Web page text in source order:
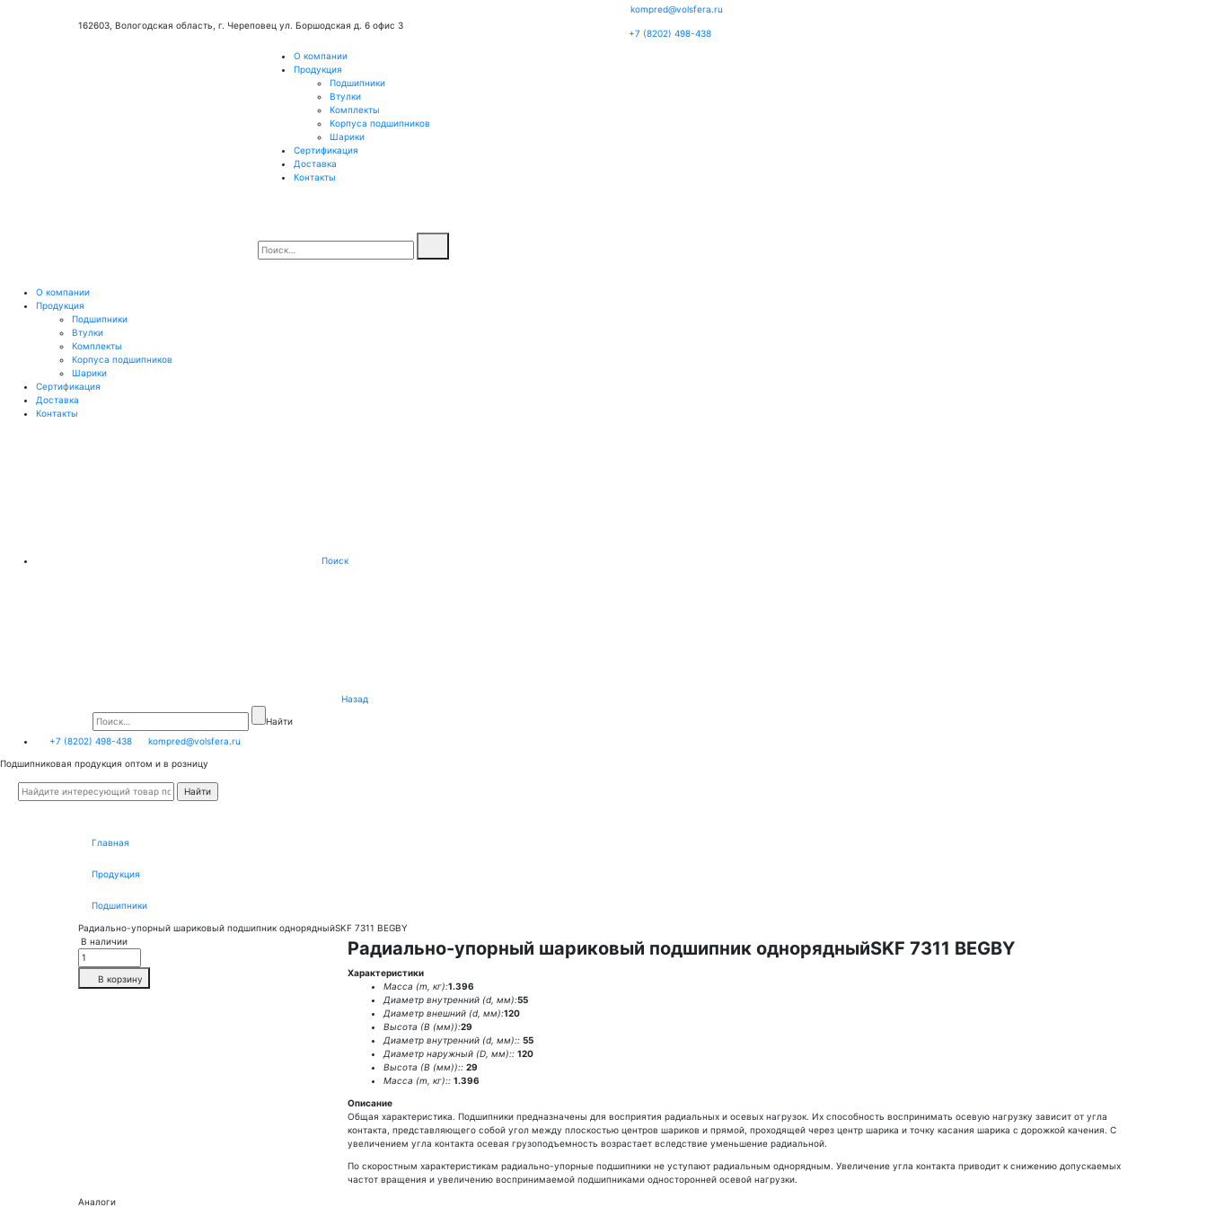
162603, Вологодская область, г. Череповец ул. Боршодская д. 6 офис 3
kompred@volsfera.ru
+7 (8202) 498-438
О компании
Продукция
Подшипники
Втулки
Комплекты
Корпуса подшипников
Шарики
Сертификация
Доставка
Контакты
О компании
Продукция
Подшипники
Втулки
Комплекты
Корпуса подшипников
Шарики
Сертификация
Доставка
Контакты
Поиск
Назад
Найти
+7 (8202) 498-438
kompred@volsfera.ru
Подшипниковая продукция оптом и в розницу
Главная
Продукция
Подшипники
Радиально-упорный шариковый подшипник однорядныйSKF 7311 BEGBY
В наличии
В корзину
Радиально-упорный шариковый подшипник однорядныйSKF 7311 BEGBY
Характеристики
Масса (m, кг):1.396
Диаметр внутренний (d, мм):55
Диаметр внешний (d, мм):120
Высота (В (мм)):29
Диаметр внутренний (d, мм):: 55
Диаметр наружный (D, мм):: 120
Высота (В (мм)):: 29
Масса (m, кг):: 1.396
Описание
Общая характеристика. Подшипники предназначены для восприятия радиальных и осевых нагрузок. Их способность воспринимать осевую нагрузку зависит от угла
контакта, представляющего собой угол между плоскостью центров шариков и прямой, проходящей через центр шарика и точку касания шарика с дорожкой качения. С
увеличением угла контакта осевая грузоподъемность возрастает вследствие уменьшение радиальной.
По скоростным характеристикам радиально-упорные подшипники не уступают радиальным однорядным. Увеличение угла контакта приводит к снижению допускаемых
частот вращения и увеличению воспринимаемой подшипниками односторонней осевой нагрузки.
Аналоги